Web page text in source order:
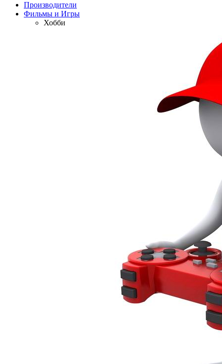
Производители
Фильмы и Игры
Хобби